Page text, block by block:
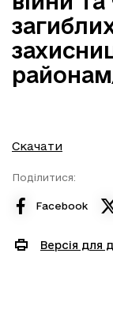
Скачати
Поділитися:
Facebook
Версія для